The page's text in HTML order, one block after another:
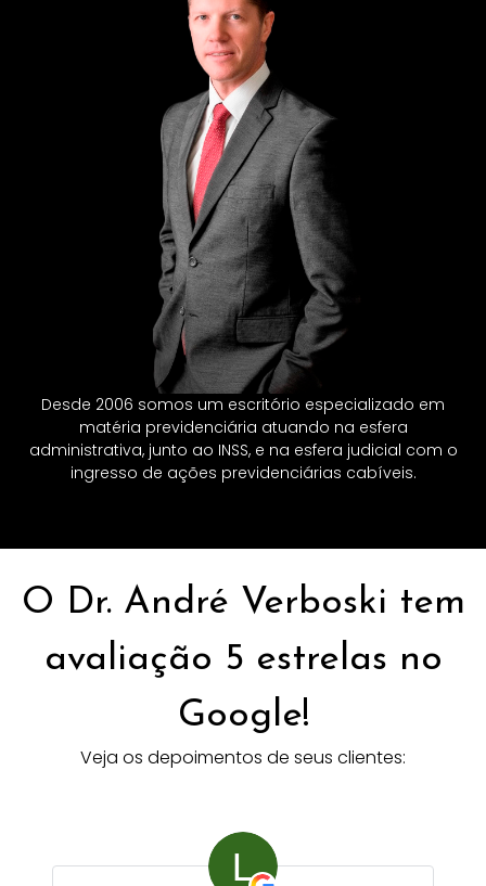
Desde 2006 somos um escritório especializado em
matéria previdenciária atuando na esfera
administrativa, junto ao INSS, e na esfera judicial com o
ingresso de ações previdenciárias cabíveis.
O Dr. André Verboski tem
avaliação 5 estrelas no
Google!
Veja os depoimentos de seus clientes: